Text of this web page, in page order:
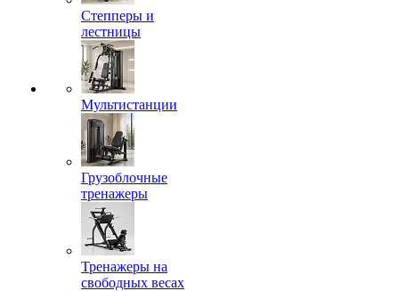
Степперы и
лестницы
Мультистанции
Грузоблочные
тренажеры
Тренажеры на
свободных весах